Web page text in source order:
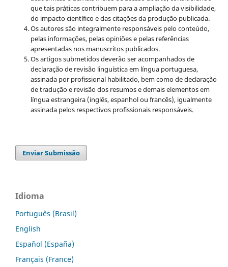
que tais práticas contribuem para a ampliação da visibilidade,
do impacto científico e das citações da produção publicada.
Os autores são integralmente responsáveis pelo conteúdo,
pelas informações, pelas opiniões e pelas referências
apresentadas nos manuscritos publicados.
Os artigos submetidos deverão ser acompanhados de
declaração de revisão linguística em língua portuguesa,
assinada por profissional habilitado, bem como de declaração
de tradução e revisão dos resumos e demais elementos em
língua estrangeira (inglês, espanhol ou francês), igualmente
assinada pelos respectivos profissionais responsáveis.
Enviar Submissão
Idioma
Português (Brasil)
English
Español (España)
Français (France)